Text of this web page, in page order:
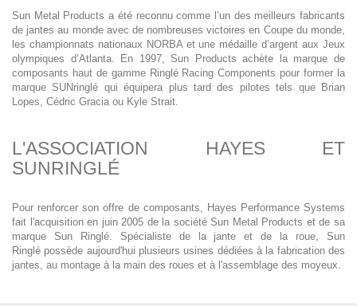
Sun Metal Products a été reconnu comme l’un des meilleurs fabricants
de jantes au monde avec de nombreuses victoires en Coupe du monde,
les championnats nationaux NORBA et une médaille d’argent aux Jeux
olympiques d’Atlanta. En 1997, Sun Products achète la marque de
composants haut de gamme Ringlé Racing Components pour former la
marque SUNringlé qui équipera plus tard des pilotes tels que Brian
Lopes, Cédric Gracia ou Kyle Strait.
L'ASSOCIATION HAYES ET
SUNRINGLÉ
Pour renforcer son offre de composants, Hayes Performance Systems
fait l'acquisition en juin 2005 de la société Sun Metal Products et de sa
marque Sun Ringlé. Spécialiste de la jante et de la roue, Sun
Ringlé possède aujourd'hui plusieurs usines dédiées à la fabrication des
jantes, au montage à la main des roues et à l'assemblage des moyeux.